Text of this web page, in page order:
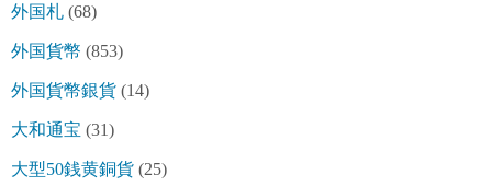
外国札 (68)
外国貨幣 (853)
外国貨幣銀貨 (14)
大和通宝 (31)
大型50銭黄銅貨 (25)